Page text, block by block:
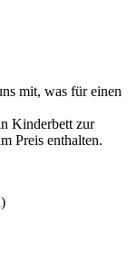
mit, was für einen
Kinderbett zur
Preis enthalten.